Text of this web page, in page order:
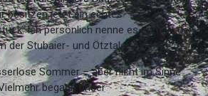
besitzen jetzt ein echtes
Ich persönlich nenne es immer „den
der Stubaier- und Ötztaler Alpen".
Sommer – aber nicht im Sinne
begann unser